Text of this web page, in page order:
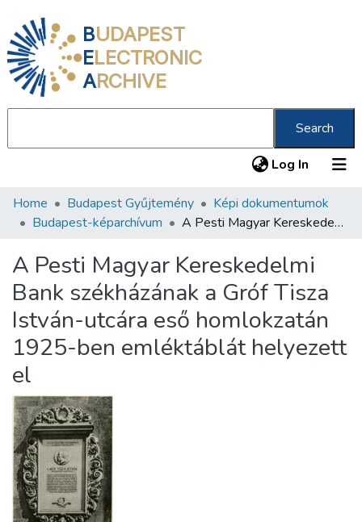
BUDAPEST
ELECTRONIC
ARCHIVE
Search
Log In (current)
Communities & Collections
Statistics
About us
Home Budapest Gyűjtemény
Képi dokumentumok
Budapest-képarchívum
A Pesti Magyar Kereskedelmi Bank székházának a Gróf Tisza István-utcára eső homlokzatán 1925-ben emléktáblát helyezett el
A Pesti Magyar Kereskedelmi
Bank székházának a Gróf Tisza
István-utcára eső homlokzatán
1925-ben emléktáblát helyezett
el